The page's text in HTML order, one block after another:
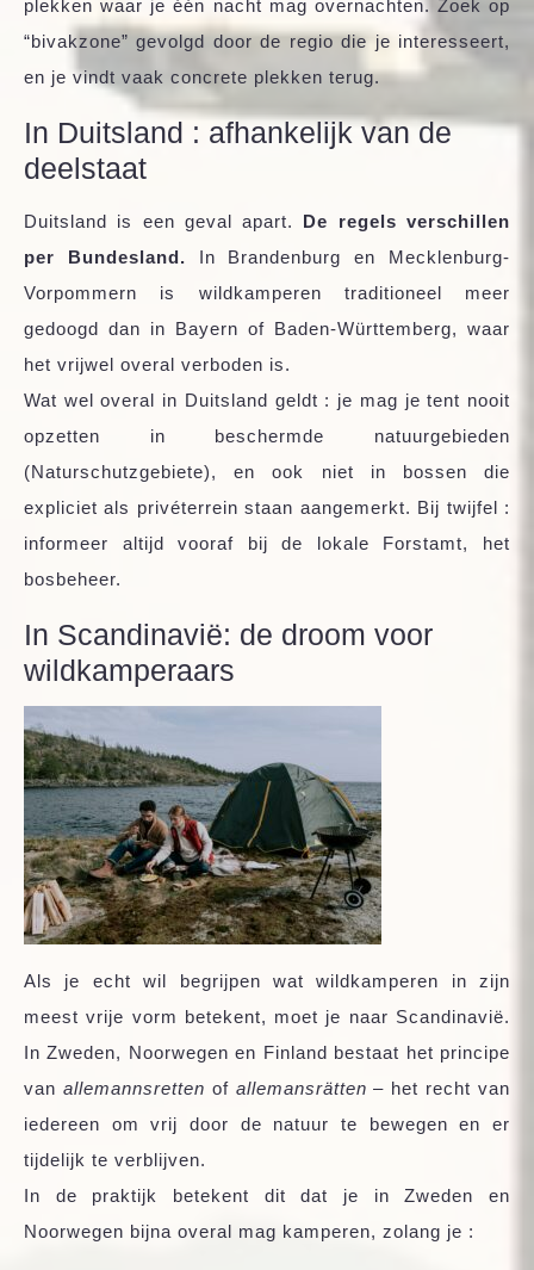
plekken waar je één nacht mag overnachten. Zoek op
“bivakzone” gevolgd door de regio die je interesseert,
en je vindt vaak concrete plekken terug.
In Duitsland : afhankelijk van de
deelstaat
Duitsland is een geval apart. De regels verschillen
per Bundesland. In Brandenburg en Mecklenburg-
Vorpommern is wildkamperen traditioneel meer
gedoogd dan in Bayern of Baden-Württemberg, waar
het vrijwel overal verboden is.
Wat wel overal in Duitsland geldt : je mag je tent nooit
opzetten in beschermde natuurgebieden
(Naturschutzgebiete), en ook niet in bossen die
expliciet als privéterrein staan aangemerkt. Bij twijfel :
informeer altijd vooraf bij de lokale Forstamt, het
bosbeheer.
In Scandinavië: de droom voor
wildkamperaars
Als je echt wil begrijpen wat wildkamperen in zijn
meest vrije vorm betekent, moet je naar Scandinavië.
In Zweden, Noorwegen en Finland bestaat het principe
van allemannsretten of allemansrätten – het recht van
iedereen om vrij door de natuur te bewegen en er
tijdelijk te verblijven.
In de praktijk betekent dit dat je in Zweden en
Noorwegen bijna overal mag kamperen, zolang je :